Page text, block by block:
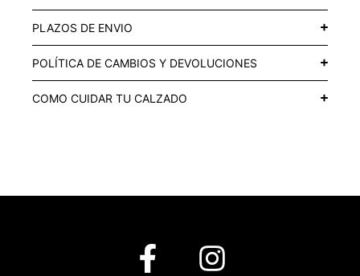
PLAZOS DE ENVIO
POLÍTICA DE CAMBIOS Y DEVOLUCIONES
COMO CUIDAR TU CALZADO
F
I